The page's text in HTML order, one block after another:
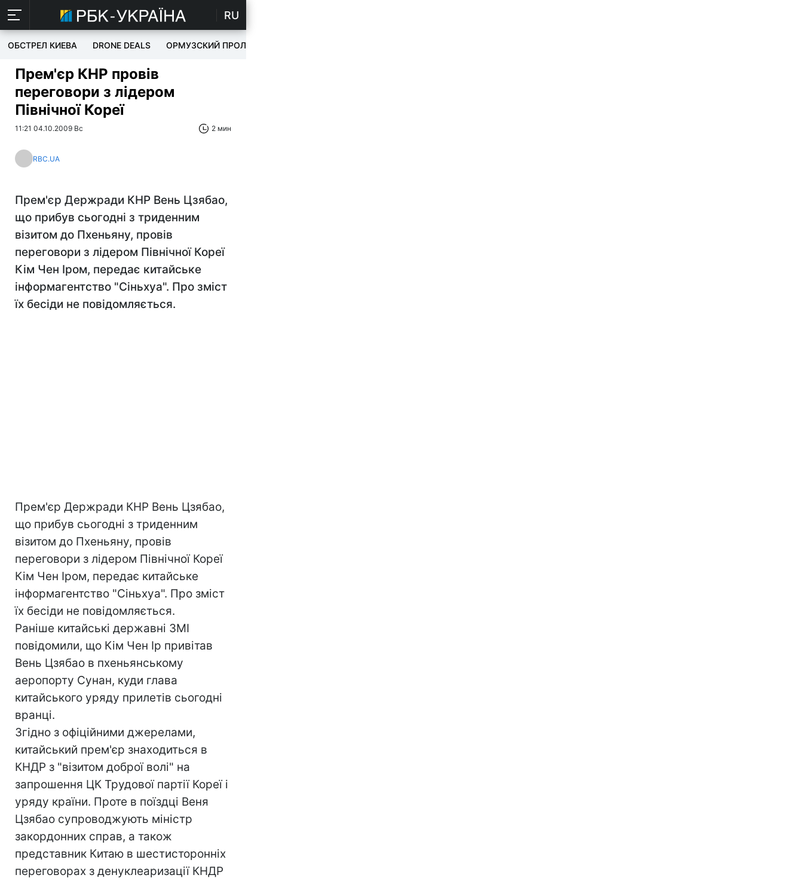
RU
ОБСТРЕЛ КИЕВА DRONE DEALS ОРМУЗСКИЙ ПРОЛИВ
Прем'єр КНР провів
переговори з лідером
Північної Кореї
11:21 04.10.2009 Вс 2 мин
RBC.UA
Прем'єр Держради КНР Вень Цзябао,
що прибув сьогодні з триденним
візитом до Пхеньяну, провів
переговори з лідером Північної Кореї
Кім Чен Іром, передає китайське
інформагентство "Сіньхуа". Про зміст
їх бесіди не повідомляється.
Прем'єр Держради КНР Вень Цзябао,
що прибув сьогодні з триденним
візитом до Пхеньяну, провів
переговори з лідером Північної Кореї
Кім Чен Іром, передає китайське
інформагентство "Сіньхуа". Про зміст
їх бесіди не повідомляється.
Раніше китайські державні ЗМІ
повідомили, що Кім Чен Ір привітав
Вень Цзябао в пхеньянському
аеропорту Сунан, куди глава
китайського уряду прилетів сьогодні
вранці.
Згідно з офіційними джерелами,
китайський прем'єр знаходиться в
КНДР з "візитом доброї волі" на
запрошення ЦК Трудової партії Кореї і
уряду країни. Проте в поїздці Веня
Цзябао супроводжують міністр
закордонних справ, а також
представник Китаю в шестисторонніх
переговорах з денуклеаризації КНДР